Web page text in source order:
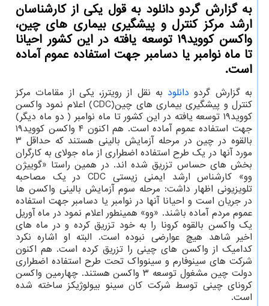
به گزارش گردو دانلود به قول یكی از كارشناسان
ارشد مركز كنترل و پیشگیری بیماری های چین،
واكسن كووید۱۹ توسعه یافته در این كشور احیانا
تا ماه نوامبر یا دسامبر جهت استفاده عموم آماده
است.
به گزارش گردو دانلود به نقل از رویترز، یکی از مقامات مرکز
کنترل و پیشگیری بیماری های چین(CDC) اعلام نمود واکسن
کووید۱۹ توسعه یافته در این کشور تا ماه نوامبر ( دو ماه دیگر)
جهت استفاده عموم آماده است. هم اکنون ۴ واکسن کووید۱۹
بالقوه در چین در مرحله آزمایش بالینی هستند که حداقل ۳
مورد آنها در یک طرح استفاده اضطراری از ماه جولای به کارگران
بخش های حساس تزریق شده اند. در همین راستا «گوییژن
وو» کارشناس ارشد ایمنی زیستی CDC در یک مصاحبه
تلویزیونی اظهار داشت: مرحله سوم آزمایش بالینی واکسن ها
در جریان است و احیانا آنها در نوامبر یا دسامبر جهت استفاده
عموم مردم آماده باشند. «وو» همینطور اعلام نمود در ماه آوریل
یک واکسن بالقوه کرونا را به خود تزریق کرده و در ماه های
اخیر شاهد هیچ عوارضی نبوده است. البته او اشاره نکرد
کدامیک از واکسن های چینی را تزریق کرده است. هم اکنون
شرکت های سینوفارم و سینوواک تحت طرح استفاده اضطراری
دولت چین مشغول توسعه ۳ واکسن هستند. چهارمین واکسن
کرونای چینی توسط شرکت کان سینو بیولوژیکز ساخته شده
است.